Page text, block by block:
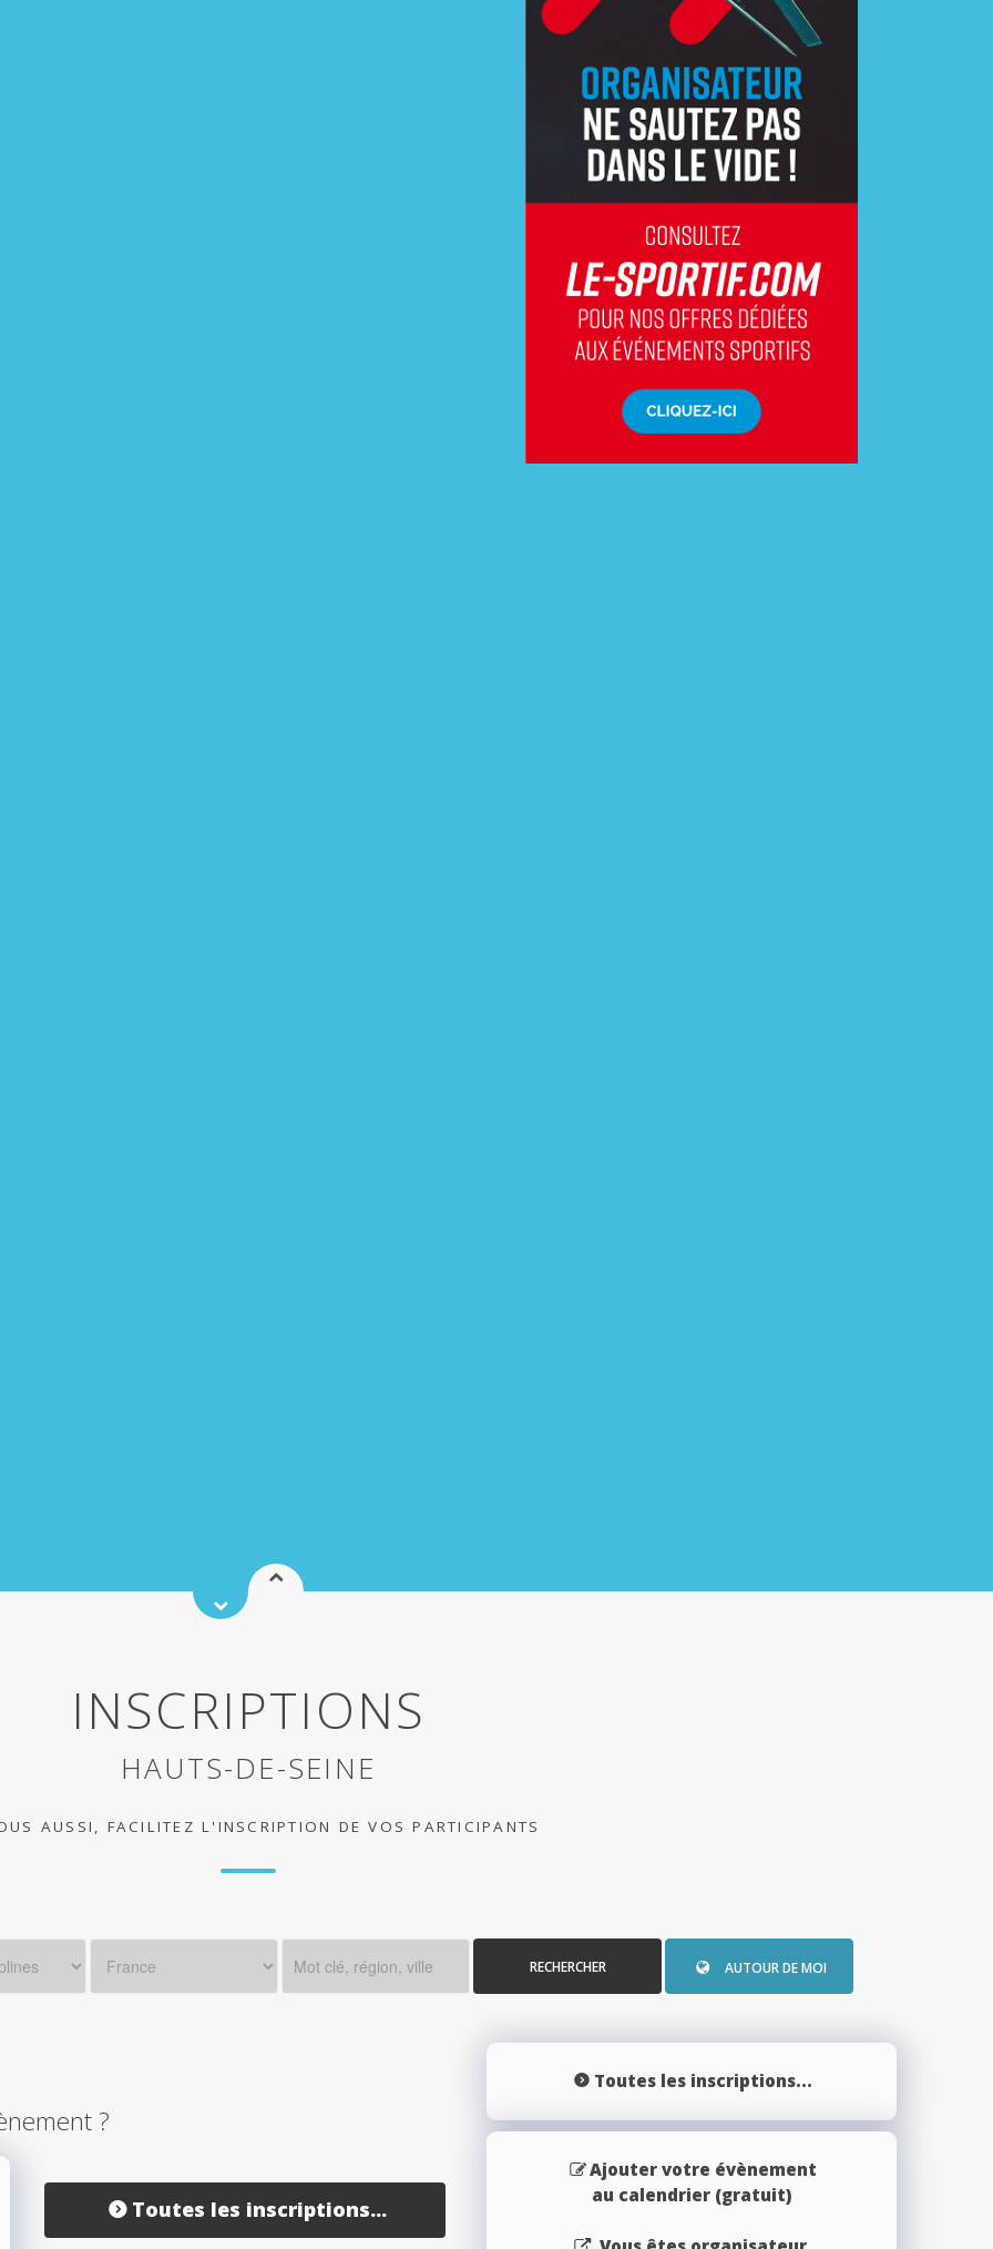
INSCRIPTIONS
HAUTS-DE-SEINE
AUSSI, FACILITEZ L'INSCRIPTION DE VOS PARTICIPANTS
RECHERCHER AUTOUR DE MOI
?
Toutes les inscriptions...
Toutes les inscriptions...
Ajouter votre évènement
au calendrier (gratuit)